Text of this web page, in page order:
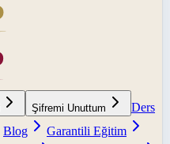
Şifremi Unuttum
Ders
Blog
Garantili Eğitim